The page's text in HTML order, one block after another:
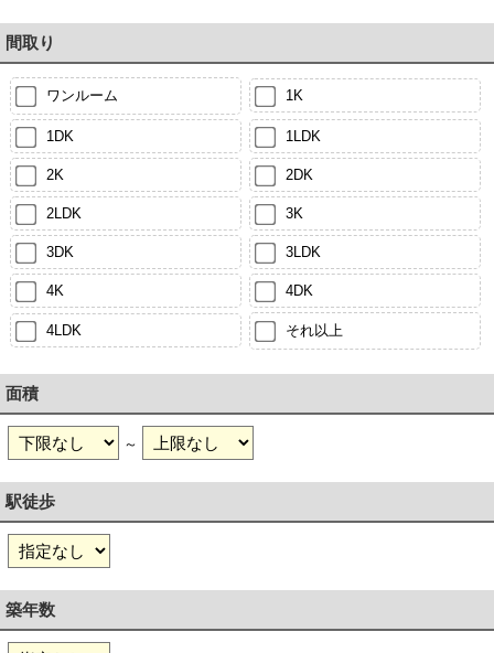
間取り
ワンルーム 1K
1DK 1LDK
2K 2DK
2LDK 3K
3DK 3LDK
4K 4DK
4LDK それ以上
面積
～
駅徒歩
築年数